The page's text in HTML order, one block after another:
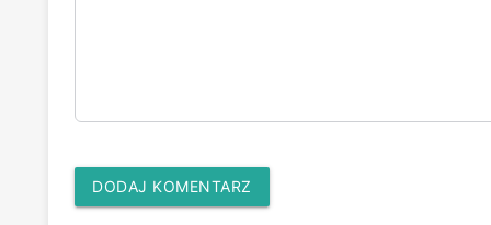
DODAJ KOMENTARZ